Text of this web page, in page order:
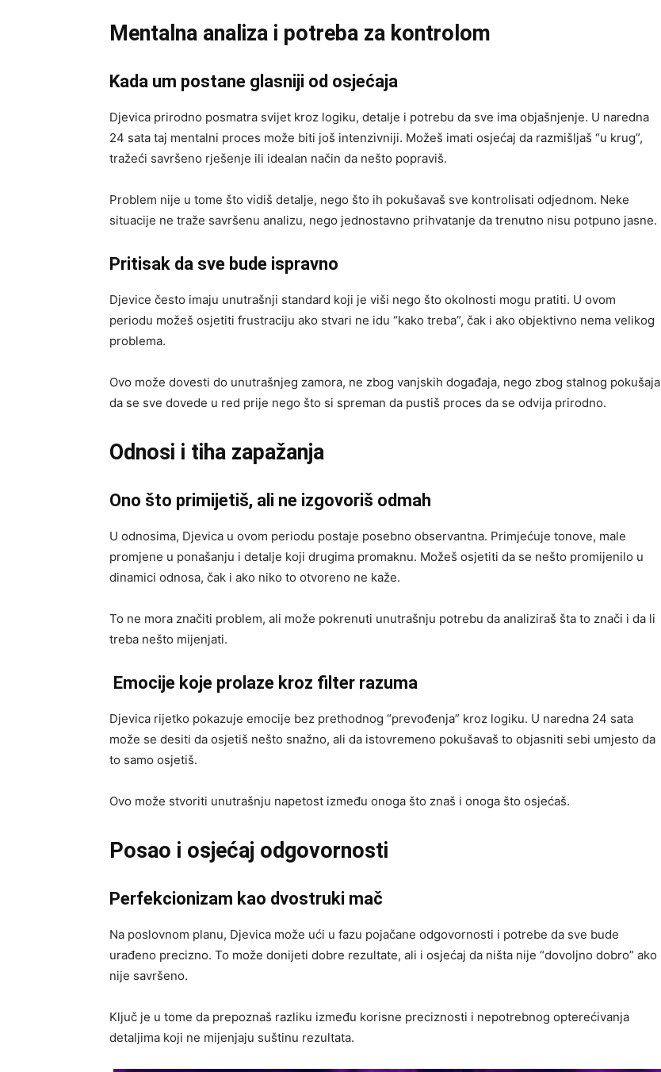
Mentalna analiza i potreba za kontrolom
Kada um postane glasniji od osjećaja
Djevica prirodno posmatra svijet kroz logiku, detalje i potrebu da sve ima objašnjenje. U naredna
24 sata taj mentalni proces može biti još intenzivniji. Možeš imati osjećaj da razmišljaš “u krug”,
tražeći savršeno rješenje ili idealan način da nešto popraviš.
Problem nije u tome što vidiš detalje, nego što ih pokušavaš sve kontrolisati odjednom. Neke
situacije ne traže savršenu analizu, nego jednostavno prihvatanje da trenutno nisu potpuno jasne.
Pritisak da sve bude ispravno
Djevice često imaju unutrašnji standard koji je viši nego što okolnosti mogu pratiti. U ovom
periodu možeš osjetiti frustraciju ako stvari ne idu “kako treba”, čak i ako objektivno nema velikog
problema.
Ovo može dovesti do unutrašnjeg zamora, ne zbog vanjskih događaja, nego zbog stalnog pokušaja
da se sve dovede u red prije nego što si spreman da pustiš proces da se odvija prirodno.
Odnosi i tiha zapažanja
Ono što primijetiš, ali ne izgovoriš odmah
U odnosima, Djevica u ovom periodu postaje posebno observantna. Primjećuje tonove, male
promjene u ponašanju i detalje koji drugima promaknu. Možeš osjetiti da se nešto promijenilo u
dinamici odnosa, čak i ako niko to otvoreno ne kaže.
To ne mora značiti problem, ali može pokrenuti unutrašnju potrebu da analiziraš šta to znači i da li
treba nešto mijenjati.
Emocije koje prolaze kroz filter razuma
Djevica rijetko pokazuje emocije bez prethodnog “prevođenja” kroz logiku. U naredna 24 sata
može se desiti da osjetiš nešto snažno, ali da istovremeno pokušavaš to objasniti sebi umjesto da
to samo osjetiš.
Ovo može stvoriti unutrašnju napetost između onoga što znaš i onoga što osjećaš.
Posao i osjećaj odgovornosti
Perfekcionizam kao dvostruki mač
Na poslovnom planu, Djevica može ući u fazu pojačane odgovornosti i potrebe da sve bude
urađeno precizno. To može donijeti dobre rezultate, ali i osjećaj da ništa nije “dovoljno dobro” ako
nije savršeno.
Ključ je u tome da prepoznaš razliku između korisne preciznosti i nepotrebnog opterećivanja
detaljima koji ne mijenjaju suštinu rezultata.